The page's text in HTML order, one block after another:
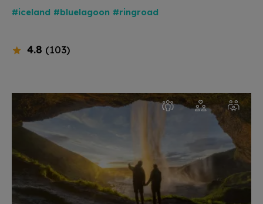
#iceland #bluelagoon #ringroad
4.8 (103)